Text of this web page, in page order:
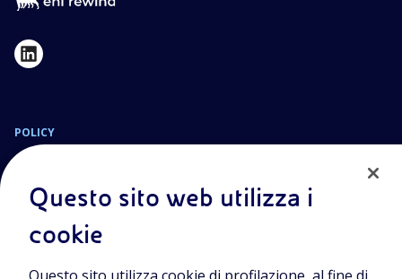
POLICY
Cookie Policy
Sede Legale
Questo sito web utilizza i
cookie